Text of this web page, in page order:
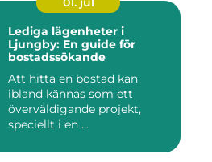
Lediga lägenheter i
Ljungby: En guide för
bostadssökande
Att hitta en bostad kan
ibland kännas som ett
överväldigande projekt,
speciellt i en ...